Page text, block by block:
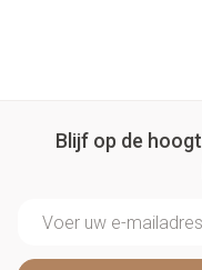
Blijf op de